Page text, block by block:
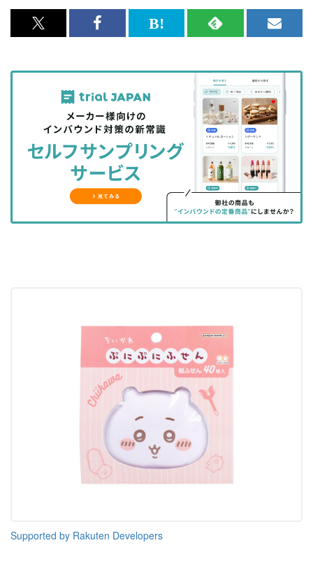
x<br>
記
を
シ
ェ
る
Facebook<br>
記
事
を
シ
ェ
ア
す
る
は
な
ッ
ク
マ
に
RSS
記
事
を
購
読
す
る
メ
マ
ガ
登
録
す
る
Supported by Rakuten Developers